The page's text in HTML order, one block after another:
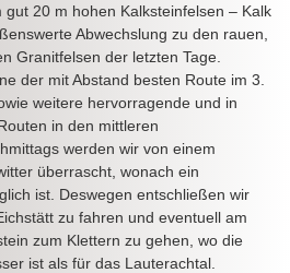
gut 20 m hohen Kalksteinfelsen – Kalk
Abwechslung zu den rauen,
Granitfelsen der letzten Tage.
der mit Abstand besten Route im 3.
weitere hervorragende und in
in den mittleren
werden wir von einem
überrascht, wonach ein
ist. Deswegen entschließen wir
zu fahren und eventuell am
zum Klettern zu gehen, wo die
ist als für das Lauterachtal.